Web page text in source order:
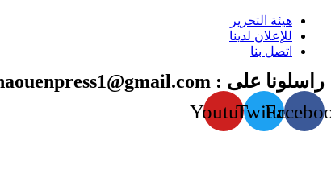
هيئة التحرير
للإعلان لدينا
اتصل بنا
راسلونا على : chaouenpress1@gmail.com
Twitter
Youtube